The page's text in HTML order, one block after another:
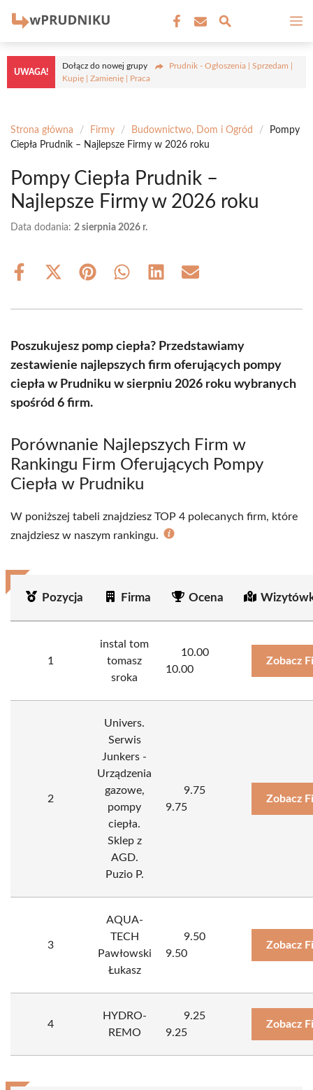
treści
UWAGA!
Dołącz do nowej grupy
Prudnik - Ogłoszenia | Sprzedam |
Kupię | Zamienię | Praca
Strona główna / Firmy / Budownictwo, Dom i Ogród /
Pompy
Ciepła Prudnik – Najlepsze Firmy w 2026 roku
Pompy Ciepła Prudnik –
Najlepsze Firmy w 2026 roku
Data dodania: 2 sierpnia 2026 r.
Share
Share
(Twitter)
Share Share Share Share
Poszukujesz pomp ciepła? Przedstawiamy
zestawienie najlepszych firm oferujących pompy
ciepła w Prudniku w sierpniu 2026 roku wybranych
spośród 6 firm.
Porównanie Najlepszych Firm w
Rankingu Firm Oferujących Pompy
Ciepła w Prudniku
W poniższej tabeli znajdziesz TOP 4 polecanych firm, które
znajdziesz w naszym rankingu.
Pozycja Firma Ocena
1
instal tom
tomasz
sroka
10.00
10.00
Zobacz
2
Univers.
Serwis
Junkers -
Urządzenia
gazowe,
pompy
ciepła.
Sklep z
AGD.
Puzio P.
9.75
9.75
Zobacz
3
AQUA-
TECH
Pawłowski
Łukasz
9.50
9.50
Zobacz
4
HYDRO-
REMO
9.25
9.25
Zobacz